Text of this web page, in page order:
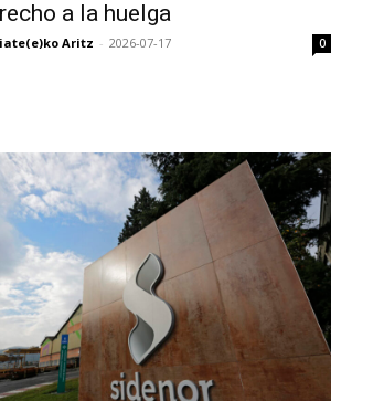
a la huelga
Aritz - 2026-07-17 0